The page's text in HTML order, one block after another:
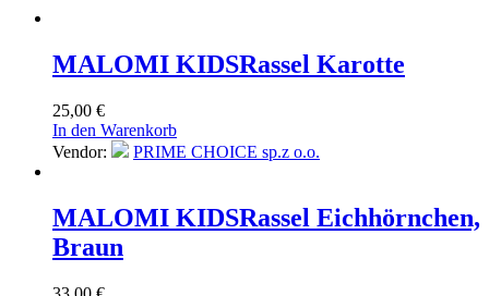
MALOMI KIDSRassel Karotte
25,00 €
In den Warenkorb
Vendor:
PRIME CHOICE sp.z o.o.
MALOMI KIDSRassel Eichhörnchen,
Braun